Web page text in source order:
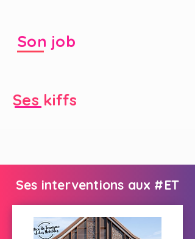
Son job
Ses kiffs
Ses interventions aux #ET